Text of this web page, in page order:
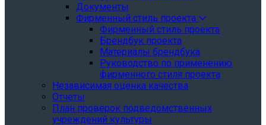
Документы
Фирменный стиль проекта
Фирменный стиль проекта
Брендбук проекта
Материалы брендбука
Руководство по применению
фирменного стиля проекта
Независимая оценка качества
Отчеты
План проверок подведомственных
учреждений культуры